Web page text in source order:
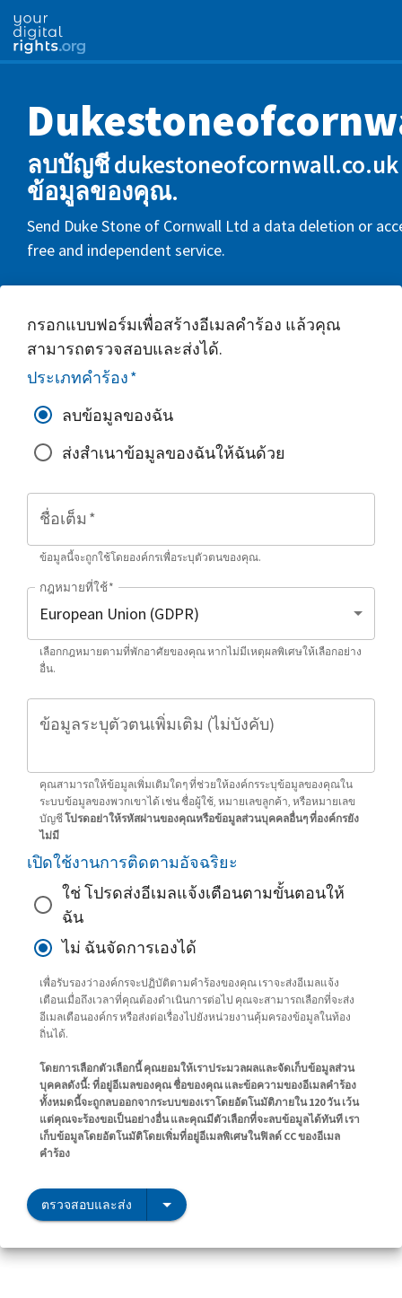
ลบบัญชี
ข้อมูลของคุณ.
Send Duke Stone of Cornwall Ltd a data deletion or
free and independent service.
กรอกแบบฟอร์มเพื่อสร้างอีเมลคำร้อง แล้วคุณ
สามารถตรวจสอบและส่งได้.
ประเภทคำร้อง*
ลบข้อมูลของฉัน
ส่งสำเนาข้อมูลของฉันให้ฉันด้วย
ชื่อเต็ม *
ข้อมูลนี้จะถูกใช้โดยองค์กรเพื่อระบุตัวตนของคุณ.
กฎหมายที่ใช้*
เลือกกฎหมายตามที่พักอาศัยของคุณ หากไม่มีเหตุผลพิเศษให้เลือกอย่าง
อื่น.
ข้อมูลระบุตัวตนเพิ่มเติม (ไม่บังคับ)
คุณสามารถให้ข้อมูลเพิ่มเติมใดๆ ที่ช่วยให้องค์กรระบุข้อมูลของคุณใน
ระบบข้อมูลของพวกเขาได้ เช่น ชื่อผู้ใช้, หมายเลขลูกค้า, หรือหมายเลข
บัญชีโปรดอย่าให้รหัสผ่านของคุณหรือข้อมูลส่วนบุคคลอื่นๆ ที่องค์กรยัง
ไม่มี
เปิดใช้งานการติดตามอัจฉริยะ
ใช่ โปรดส่งอีเมลแจ้งเตือนตามขั้นตอนให้
ฉัน
ไม่ ฉันจัดการเองได้
เพื่อรับรองว่าองค์กรจะปฏิบัติตามคำร้องของคุณ เราจะส่งอีเมลแจ้ง
เตือนเมื่อถึงเวลาที่คุณต้องดำเนินการต่อไป คุณจะสามารถเลือกที่จะส่ง
อีเมลเตือนองค์กร หรือส่งต่อเรื่องไปยังหน่วยงานคุ้มครองข้อมูลในท้อง
ถิ่นได้.
โดยการเลือกตัวเลือกนี้ คุณยอมให้เราประมวลผลและจัดเก็บข้อมูลส่วน
บุคคลดังนี้: ที่อยู่อีเมลของคุณ ชื่อของคุณ และข้อความของอีเมลคำร้อง
ทั้งหมดนี้จะถูกลบออกจากระบบของเราโดยอัตโนมัติภายใน 120 วัน เว้น
แต่คุณจะร้องขอเป็นอย่างอื่น และคุณมีตัวเลือกที่จะลบข้อมูลได้ทันที เรา
เก็บข้อมูลโดยอัตโนมัติโดยเพิ่มที่อยู่อีเมลพิเศษในฟิลด์ CC ของอีเมล
คำร้อง
ตรวจสอบและส่ง